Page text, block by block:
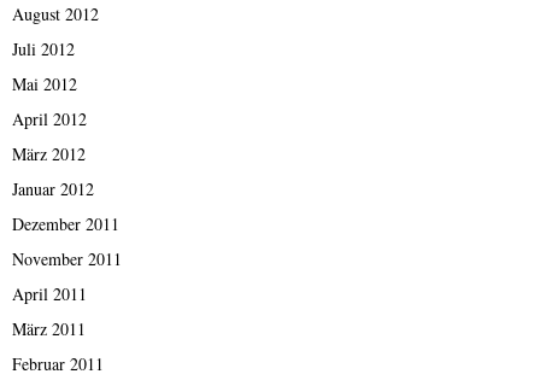
August 2012
Juli 2012
Mai 2012
April 2012
März 2012
Januar 2012
Dezember 2011
November 2011
April 2011
März 2011
Februar 2011